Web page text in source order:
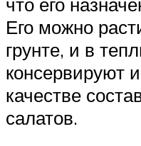
Его можно
грунте, и в
консервируют
качестве
салатов.